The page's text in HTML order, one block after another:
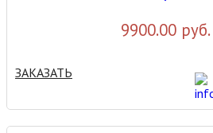
9900.00 руб.
ЗАКАЗАТЬ